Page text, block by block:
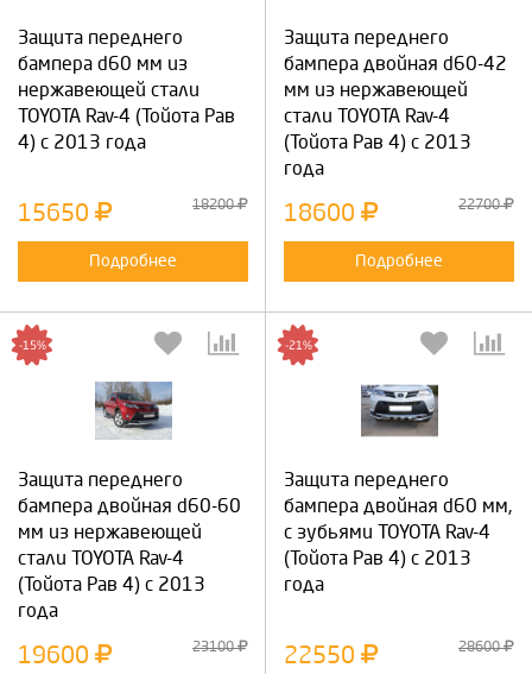
Защита переднего
бампера d60 мм из
нержавеющей стали
TOYOTA Rav-4 (Тойота Рав
4) с 2013 года
15650 18200
Подробнее
Защита переднего
бампера двойная d60-42
мм из нержавеющей
стали TOYOTA Rav-4
(Тойота Рав 4) с 2013
года
18600 22700
Подробнее
Защита переднего
бампера двойная d60-60
мм из нержавеющей
стали TOYOTA Rav-4
(Тойота Рав 4) с 2013
года
-15%
19600 23100
Защита переднего
бампера двойная d60 мм,
с зубьями TOYOTA Rav-4
(Тойота Рав 4) с 2013
года
-21%
22550 28600